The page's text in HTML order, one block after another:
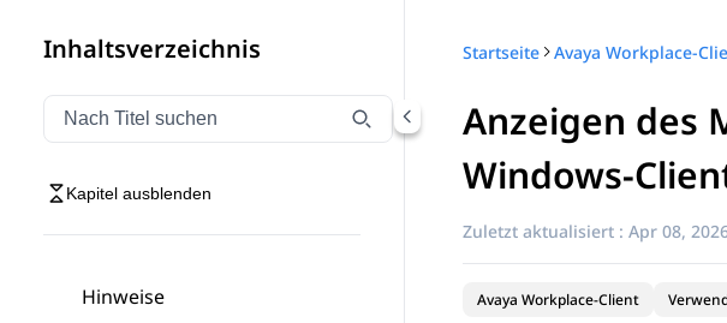
Inhaltsverzeichnis
Navigation nach Titel filtern
Geben Sie Text ein, um Navigationselemente nach Titel zu filtern.
Kapitel ausblenden
Hinweise
Startseite
Anzeigen des
Windows-
Zuletzt aktualisiert : Apr 08,
Avaya Workplace-Client